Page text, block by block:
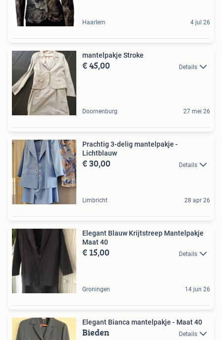
Haarlem 4 jul 26
mantelpakje Stroke
€ 45,00 Details
Doornenburg 27 mei 26
Prachtig 3-delig mantelpakje -
Lichtblauw
€ 30,00 Details
Limbricht 28 apr 26
Elegant Blauw Krijtstreep Mantelpakje
Maat 40
€ 15,00 Details
Groningen 14 jun 26
Elegant Bianca mantelpakje - Maat 40
Bieden Details